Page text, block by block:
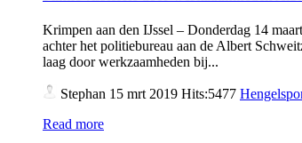
Krimpen aan den IJssel – Donderdag 14
achter het politiebureau aan de Albert
laag door werkzaamheden bij...
Stephan 15 mrt 2019 Hits:5477
Read more